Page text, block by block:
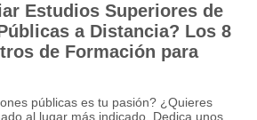
Estudios Superiores de
a Distancia? Los 8
de Formación para
públicas es tu pasión? ¿Quieres
al lugar más indicado. Dedica unos